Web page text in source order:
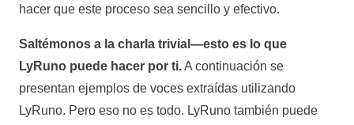
hacer que este proceso sea sencillo y efectivo.
Saltémonos a la charla trivial—esto es lo que
LyRuno puede hacer por ti.A continuación se
presentan ejemplos de voces extraídas utilizando
LyRuno. Pero eso no es todo. LyRuno también puede